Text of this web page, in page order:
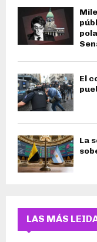
El
La
LAS MÁS